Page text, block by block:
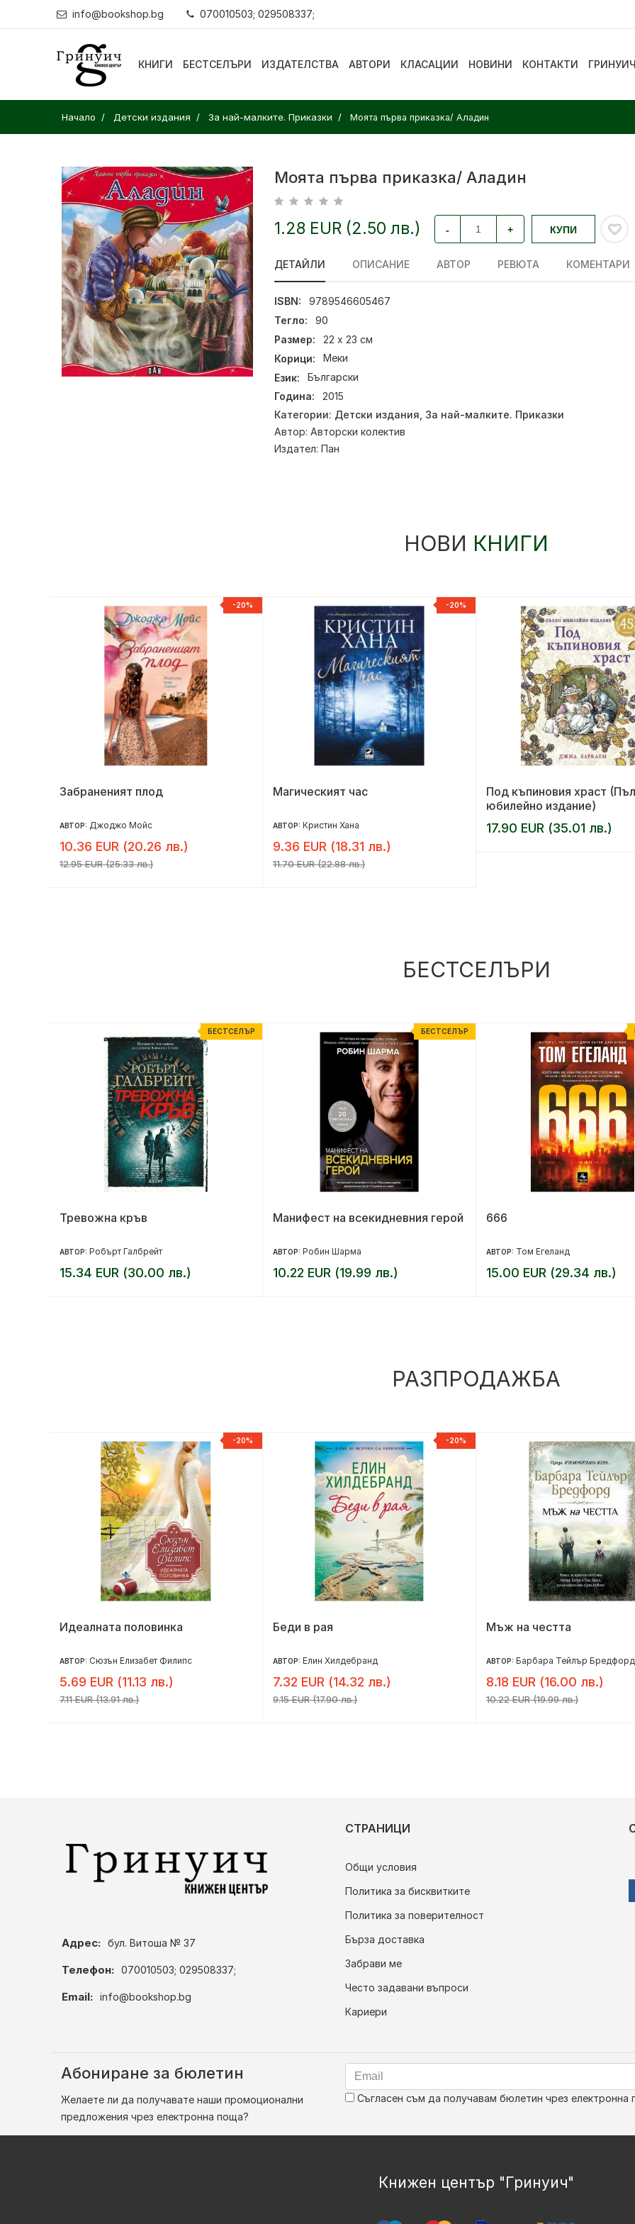
info@bookshop.bg 070010503; 029508337;
КНИГИ БЕСТСЕЛЪРИ ИЗДАТЕЛСТВА АВТОРИ КЛАСАЦИИ НОВИНИ КОНТАКТИ ГРИНУИЧ
Начало Детски издания За най-малките. Приказки Моята първа приказка/ Аладин
Моята първа приказка/ Аладин
1.28 EUR (2.50 лв.) - + КУПИ
ДЕТАЙЛИ ОПИСАНИЕ АВТОР РЕВЮТА КОМЕНТАРИ
ISBN:
9789546605467
Тегло:
90
Размер:
22 х 23 см
Корици:
Меки
Език:
Български
Година:
2015
Категории: Детски издания За най-малките. Приказки
Автор: Авторски колектив
Издател: Пан
НОВИ КНИГИ
-20%
Забраненият плод
АВТОР: Джоджо Мойс
10.36 EUR (20.26 лв.)
12.95 EUR (25.33 лв.)
-20%
Магическият час
АВТОР: Кристин Хана
9.36 EUR (18.31 лв.)
11.70 EUR (22.88 лв.)
Под къпиновия храст
юбилейно издание)
17.90 EUR (35.01 лв.)
БЕСТСЕЛЪРИ
БЕСТСЕЛЪР
Тревожна кръв
АВТОР: Робърт Галбрейт
15.34 EUR (30.00 лв.)
БЕСТСЕЛЪР
Манифест на всекидневния герой
АВТОР: Робин Шарма
10.22 EUR (19.99 лв.)
666
АВТОР: Том Егеланд
15.00 EUR (29.34 лв.)
РАЗПРОДАЖБА
-20%
Идеалната половинка
АВТОР: Сюзън Елизабет Филипс
5.69 EUR (11.13 лв.)
7.11 EUR (13.91 лв.)
-20%
Беди в рая
АВТОР: Елин Хилдебранд
7.32 EUR (14.32 лв.)
9.15 EUR (17.90 лв.)
Мъж на честта
АВТОР: Барбара Тейлър Бредфорд
8.18 EUR (16.00 лв.)
10.22 EUR (19.99 лв.)
Адрес: бул. Витоша № 37
Телефон: 070010503; 029508337;
Email: info@bookshop.bg
СТРАНИЦИ
Общи условия
Политика за бисквитките
Политика за поверителност
Бърза доставка
Забрави ме
Често задавани въпроси
Кариери
Абониране за бюлетин
Желаете ли да получавате наши промоционални
предложения чрез електронна поща?
Съгласен съм да получавам бюлетин чрез електронна
Книжен център "Гринуич"